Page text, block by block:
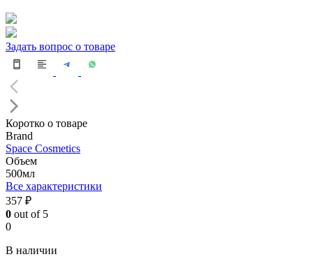
Задать вопрос о товаре
Коротко о товаре
Brand
Space Cosmetics
Объем
500мл
Все характеристики
357 ₽
0 out of 5
0
В наличии